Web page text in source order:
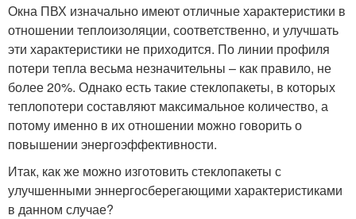
Окна ПВХ изначально имеют отличные характеристики в
отношении теплоизоляции, соответственно, и улучшать
эти характеристики не приходится. По линии профиля
потери тепла весьма незначительны – как правило, не
более 20%. Однако есть такие стеклопакеты, в которых
теплопотери составляют максимальное количество, а
потому именно в их отношении можно говорить о
повышении энергоэффективности.
Итак, как же можно изготовить стеклопакеты с
улучшенными эннергосберегающими характеристиками
в данном случае?